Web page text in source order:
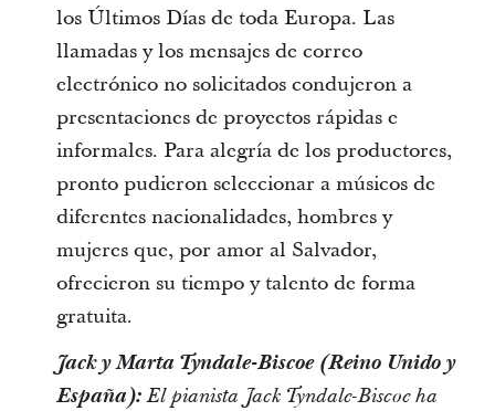
los Últimos Días de toda Europa. Las
llamadas y los mensajes de correo
electrónico no solicitados condujeron a
presentaciones de proyectos rápidas e
informales. Para alegría de los productores,
pronto pudieron seleccionar a músicos de
diferentes nacionalidades, hombres y
mujeres que, por amor al Salvador,
ofrecieron su tiempo y talento de forma
gratuita.
Jack y Marta Tyndale-Biscoe (Reino Unido y
España):El pianista Jack Tyndale-Biscoe ha